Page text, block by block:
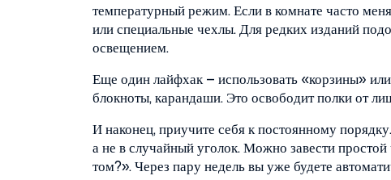
температурный режим. Если в комнате часто
или специальные чехлы. Для редких изданий
освещением.
Еще один лайфхак – использовать «корзины»
блокноты, карандаши. Это освободит полки от
И наконец, приучите себя к постоянному
а не в случайный уголок. Можно завести
том?». Через пару недель вы уже будете